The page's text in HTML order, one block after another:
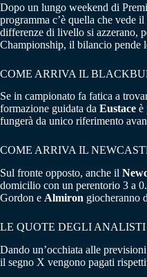
Dopo un lungo weekend di
programma c’è quella che vede il
differenze di livello si azzerano,
Championship, il bilancio pende
COME ARRIVA IL
Se in campionato fa fatica a
formazione guidata da Eustace è
fungerà da unico riferimento
COME ARRIVA IL
Sul fronte opposto, anche il
domicilio con un perentorio 3 a
Gordon e Almiron giocheranno
LE QUOTE DEGLI
Dando un’occhiata alle
il segno X vengono pagati